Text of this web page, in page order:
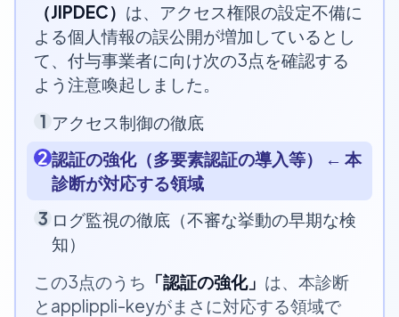
（JIPDEC） は、アクセス権限の設定不備に
よる個人情報の誤公開が増加しているとし
て、付与事業者に向け次の3点を確認する
よう注意喚起しました。
1 アクセス制御の徹底
2認証の強化（多要素認証の導入等） ← 本
診断が対応する領域
3 ログ監視の徹底（不審な挙動の早期な検
知）
この3点のうち 「認証の強化」 は、本診断
とapplippli-keyがまさに対応する領域で